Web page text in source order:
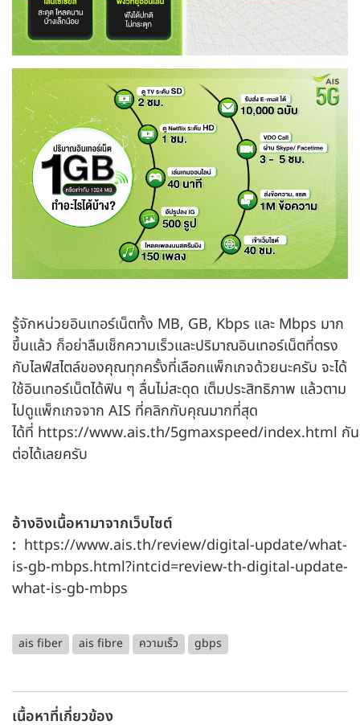
รู้จักหน่วยอินเทอร์เน็ตทั้ง MB, GB, Kbps และ Mbps มาก
ขึ้นแล้ว ก็อย่าลืมเช็กความเร็วและปริมาณอินเทอร์เน็ตที่ตรง
กับไลฟ์สไตล์ของคุณทุกครั้งที่เลือกแพ็กเกจด้วยนะครับ จะได้
ใช้อินเทอร์เน็ตได้ฟิน ๆ ลื่นไม่สะดุด เต็มประสิทธิภาพ แล้วตาม
ไปดูแพ็กเกจจาก AIS ที่คลิกกับคุณมากที่สุด
ได้ที่ https://www.ais.th/5gmaxspeed/index.html กัน
ต่อได้เลยครับ
อ้างอิงเนื้อหามาจากเว็บไซต์
: https://www.ais.th/review/digital-update/what-
is-gb-mbps.html?intcid=review-th-digital-update-
what-is-gb-mbps
ais fiber ais fibre ความเร็ว gbps
เนื้อหาที่เกี่ยวข้อง